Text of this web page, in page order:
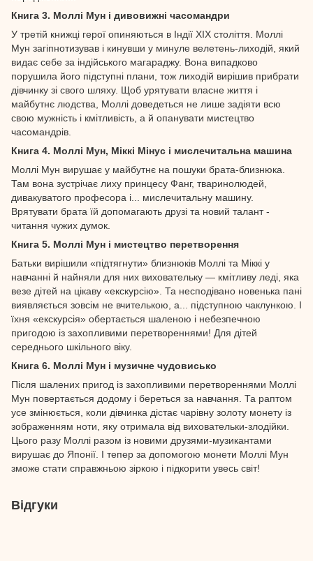
Книга 3. Моллі Мун і дивовижні часомандри
У третій книжці герої опиняються в Індії XIX століття. Моллі
Мун загіпнотизував і кинувши у минуле велетень-лиходій, який
видає себе за індійського магараджу. Вона випадково
порушила його підступні плани, тож лиходій вирішив прибрати
дівчинку зі свого шляху. Щоб урятувати власне життя і
майбутнє людства, Моллі доведеться не лише задіяти всю
свою мужність і кмітливість, а й опанувати мистецтво
часомандрів.
Книга 4. Моллі Мун, Міккі Мінус і мислечитальна машина
Моллі Мун вирушає у майбутнє на пошуки брата-близнюка.
Там вона зустрічає лиху принцесу Фанг, тваринолюдей,
дивакуватого професора і... мислечитальну машину.
Врятувати брата їй допомагають друзі та новий талант -
читання чужих думок.
Книга 5. Моллі Мун і мистецтво перетворення
Батьки вирішили «підтягнути» близнюків Моллі та Міккі у
навчанні й найняли для них виховательку — кмітливу леді, яка
везе дітей на цікаву «екскурсію». Та несподівано новенька пані
виявляється зовсім не вчителькою, а... підступною чаклункою. І
їхня «екскурсія» обертається шаленою і небезпечною
пригодою із захопливими перетвореннями! Для дітей
середнього шкільного віку.
Книга 6. Моллі Мун і музичне чудовисько
Після шалених пригод із захопливими перетвореннями Моллі
Мун повертається додому і береться за навчання. Та раптом
усе змінюється, коли дівчинка дістає чарівну золоту монету із
зображенням ноти, яку отримала від виховательки-злодійки.
Цього разу Моллі разом із новими друзями-музикантами
вирушає до Японії. І тепер за допомогою монети Моллі Мун
зможе стати справжньою зіркою і підкорити увесь світ!
Відгуки